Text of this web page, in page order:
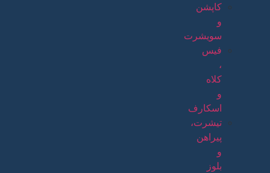
کاپشن
و
سویشرت
فیس
،
کلاه
و
اسکارف
تیشرت،
پیراهن
و
بلوز